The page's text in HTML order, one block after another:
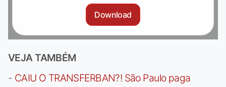
Download
VEJA TAMBÉM
- CAIU O TRANSFERBAN?! São Paulo paga